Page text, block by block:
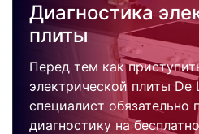
Диагностика
плиты
Перед тем как
электрической плиты De
специалист обязательно
диагностику на